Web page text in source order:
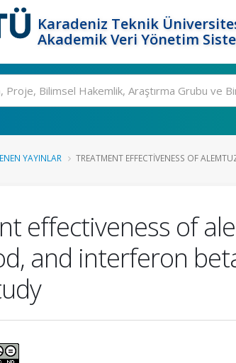
Karadeniz Teknik
Akademik Veri Yönetim
YAYINLAR TREATMENT EFFECTIVENESS OF
effectiveness of
and interferon